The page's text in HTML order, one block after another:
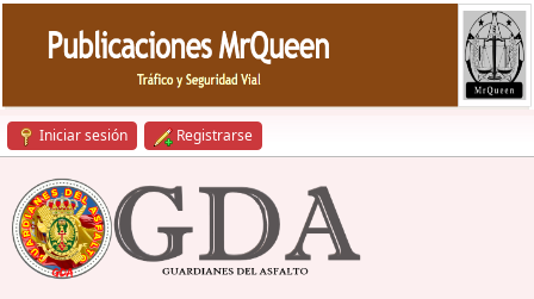
Iniciar sesión Registrarse